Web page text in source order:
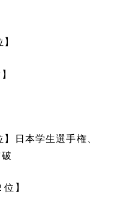
日本学生選手権、
】